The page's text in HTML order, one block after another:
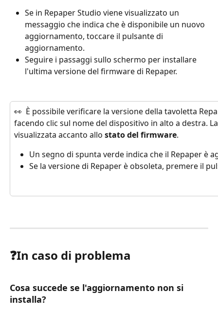
Se in Repaper Studio viene visualizzato un
messaggio che indica che è disponibile un nuovo
aggiornamento, toccare il pulsante di
aggiornamento.
Seguire i passaggi sullo schermo per installare
l'ultima versione del firmware di Repaper.
👀 È possibile verificare la versione della tavoletta
facendo clic sul nome del dispositivo in alto a destra.
visualizzata accanto allo stato del firmware.
Un segno di spunta verde indica che il Repaper è
Se la versione di Repaper è obsoleta, premere il
❓In caso di problema
Cosa succede se l'aggiornamento non si
installa?